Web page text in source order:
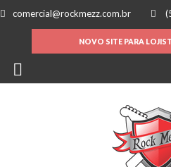
comercial@rockmezz.com.br
NOVO SITE PARA